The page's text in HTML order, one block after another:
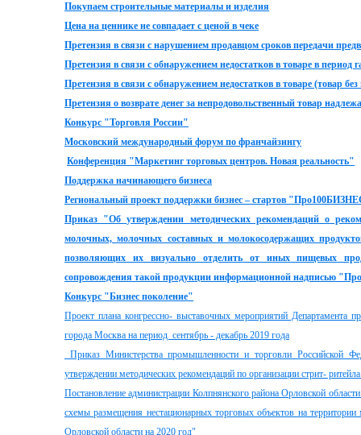
Покупаем строительные материалы и изделия
Цена на ценнике не совпадает с ценой в чеке
Претензия в связи с нарушением продавцом сроков передачи
Претензия в связи с обнаружением недостатков в товаре в период
Претензия в связи с обнаружением недостатков в товаре (товар
Претензия о возврате денег за непродовольственный товар
Конкурс "Торговля России"
Московский международный форум по франчайзингу
Конференция "Маркетинг торговых центров. Новая реальность"
Поддержка начинающего бизнеса
Региональный проект поддержки бизнес – стартов
Приказ "Об утверждении методических рекомендаций о
молочных, молочных составных и молокосодержащих
позволяющих их визуально отделить от иных пищевых
сопровождения такой продукции информационной надписью
Конкурс "Бизнес поколение"
Проект плана конгрессно- выставочных мероприятий Департамента
города Москва на период сентябрь - декабрь 2019 года
Приказ Министерства промышленности и торговли
утверждении методических рекомендаций по организации стрит-
Постановление администрации Колпнянского района Орловской
схемы размещения нестационарных торговых объектов на
Орловской области на 2020 год"